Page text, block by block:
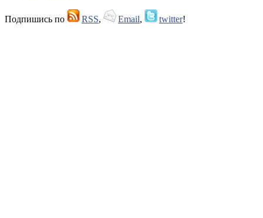
Подпишись по RSS, Email, twitter!